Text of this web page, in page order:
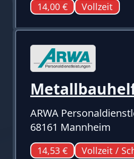
14,00 € Vollzeit
ARWA
68161 Mannheim
14,53 € Vollzeit /